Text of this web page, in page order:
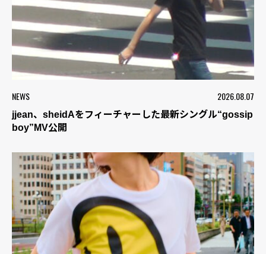
NEWS 2026.08.07
jjean、sheidAをフィーチャーした最新シングル“gossip
boy”MV公開